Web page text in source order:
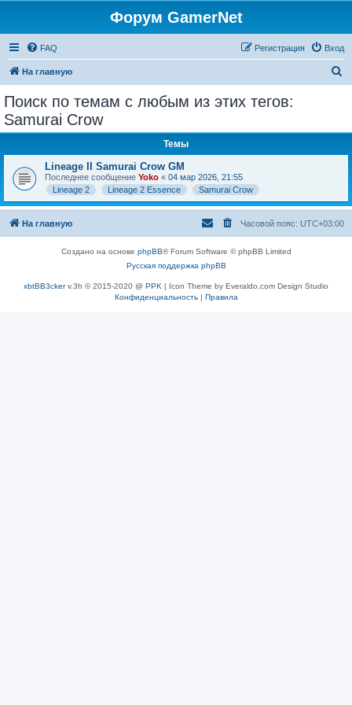
Форум GamerNet
FAQ Вход
Регистрация
На главную
Поиск по темам с любым из этих тегов:
Samurai Crow
Темы
Lineage II Samurai Crow GM
Последнее сообщение Yoko « 04 мар 2026, 21:55
Lineage 2
Lineage 2 Essence Samurai Crow
На главную Часовой пояс: UTC+03:00
Создано на основе phpBB® Forum Software © phpBB Limited
Русская поддержка phpBB
xbtBB3ckerv.3h © 2015-2020 @ PPK | Icon Theme by Everaldo.com Design Studio
Конфиденциальность| Правила